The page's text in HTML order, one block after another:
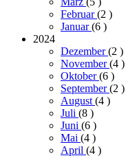
Februar(2 )
Januar(6 )
2024
Dezember(2 )
November(4 )
Oktober(6 )
September(2 )
August (4 )
Juli (8 )
Juni (6 )
Mai (4 )
April (4 )